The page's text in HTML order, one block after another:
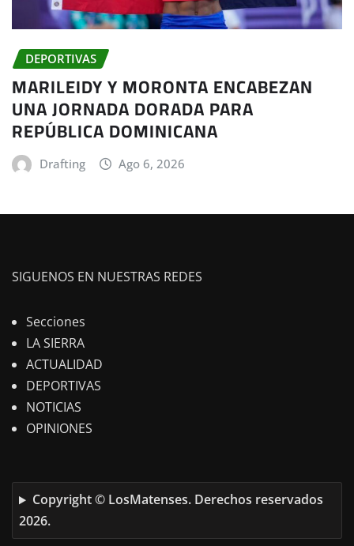
DEPORTIVAS
MARILEIDY Y MORONTA ENCABEZAN
UNA JORNADA DORADA PARA
REPÚBLICA DOMINICANA
Drafting Ago 6, 2026
SIGUENOS EN NUESTRAS REDES
Secciones
LA SIERRA
ACTUALIDAD
DEPORTIVAS
NOTICIAS
OPINIONES
Copyright © LosMatenses. Derechos reservados
2026.